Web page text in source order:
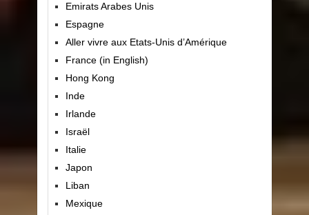
Emirats Arabes Unis
Espagne
Aller vivre aux Etats-Unis d’Amérique
France (in English)
Hong Kong
Inde
Irlande
Israël
Italie
Japon
Liban
Mexique